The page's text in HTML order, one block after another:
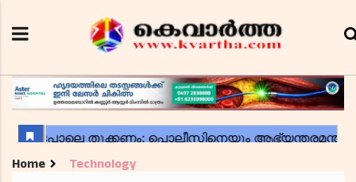
Home Technology